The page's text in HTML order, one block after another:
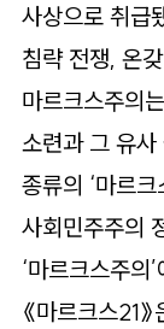
사상으로 취급
침략 전쟁, 온
마르크스주의
소련과 그 유
종류의 ‘마르
사회민주주의
‘마르크스주의
《마르크스21